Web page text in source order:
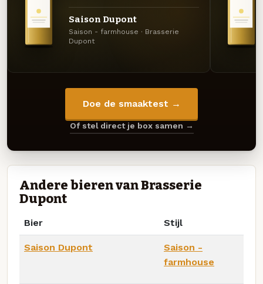
Saison Dupont
Saison - farmhouse · Brasserie
Dupont
Doe de smaaktest →
Of stel direct je box samen →
Andere bieren van Brasserie
Dupont
Bier Stijl
Saison Dupont
Saison -
farmhouse